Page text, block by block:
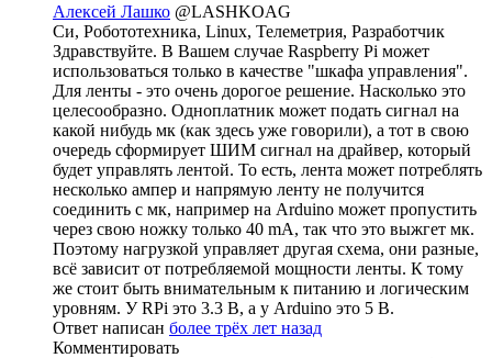
Алексей Лашко @LASHKOAG
Си, Робототехника, Linux, Телеметрия, Разработчик
Здравствуйте. В Вашем случае Raspberry Pi может
использоваться только в качестве "шкафа управления".
Для ленты - это очень дорогое решение. Насколько это
целесообразно. Одноплатник может подать сигнал на
какой нибудь мк (как здесь уже говорили), а тот в свою
очередь сформирует ШИМ сигнал на драйвер, который
будет управлять лентой. То есть, лента может потреблять
несколько ампер и напрямую ленту не получится
соединить с мк, например на Arduino может пропустить
через свою ножку только 40 mA, так что это выжгет мк.
Поэтому нагрузкой управляет другая схема, они разные,
всё зависит от потребляемой мощности ленты. К тому
же стоит быть внимательным к питанию и логическим
уровням. У RPi это 3.3 В, а у Arduino это 5 В.
Ответ написан более трёх лет назад
Комментировать